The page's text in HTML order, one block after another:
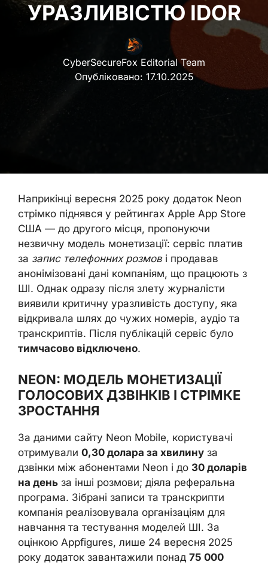
УРАЗЛИВІСТЮ IDOR
CyberSecureFox Editorial Team
Опубліковано: 17.10.2025
Наприкінці вересня 2025 року додаток Neon
стрімко піднявся у рейтингах Apple App Store
США — до другого місця, пропонуючи
незвичну модель монетизації: сервіс платив
за запис телефонних розмові продавав
анонімізовані дані компаніям, що працюють з
ШІ. Однак одразу після злету журналісти
виявили критичну уразливість доступу, яка
відкривала шлях до чужих номерів, аудіо та
транскриптів. Після публікацій сервіс було
тимчасово відключено.
NEON: МОДЕЛЬ МОНЕТИЗАЦІЇ
ГОЛОСОВИХ ДЗВІНКІВ І СТРІМКЕ
ЗРОСТАННЯ
За даними сайту Neon Mobile, користувачі
отримували 0,30 долара за хвилину за
дзвінки між абонентами Neon і до 30 доларів
на день за інші розмови; діяла реферальна
програма. Зібрані записи та транскрипти
компанія реалізовувала організаціям для
навчання та тестування моделей ШІ. За
оцінкою Appfigures, лише 24 вересня 2025
року додаток завантажили понад 75 000